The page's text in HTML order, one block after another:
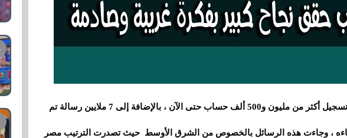
وحسب الإحصائيات فقد تم تسجيل أكثر من مليون و500 ألف حساب حتى الآن ، بالإضافة إلى 7 ملايين رسالة تم
، وجاءت هذه الرسائل بالخصوص من الشرق الأوسط حيث تصدرت الترتيب مصر